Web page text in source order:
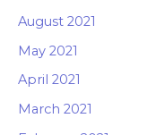
August 2021
May 2021
April 2021
March 2021